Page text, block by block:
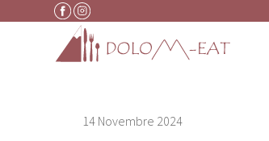
Vai al contenuto
14 Novembre 2024